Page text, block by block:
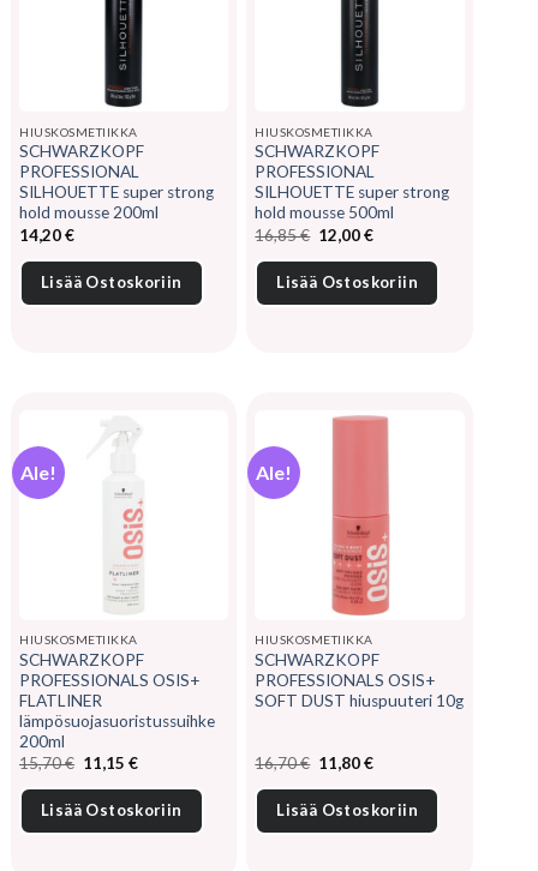
HIUSKOSMETIIKKA
SCHWARZKOPF
PROFESSIONAL
SILHOUETTE super strong
hold mousse 200ml
14,20€
Lisää Ostoskoriin
HIUSKOSMETIIKKA
SCHWARZKOPF
PROFESSIONAL
SILHOUETTE super strong
hold mousse 500ml
16,85€ Alkuperäinen
hinta
oli:
16,85 €.
12,00€Nykyinen
on:
12,00 €.
Lisää Ostoskoriin
Ale!
HIUSKOSMETIIKKA
SCHWARZKOPF
PROFESSIONALS OSIS+
FLATLINER
lämpösuojasuoristussuihke
200ml
15,70€ Alkuperäinen
hinta
oli:
15,70 €.
11,15€Nykyinen
on:
11,15 €.
Lisää Ostoskoriin
Ale!
HIUSKOSMETIIKKA
SCHWARZKOPF
PROFESSIONALS OSIS+
SOFT DUST hiuspuuteri 10g
16,70€ Alkuperäinen
hinta
oli:
16,70 €.
11,80€Nykyinen
on:
11,80 €.
Lisää Ostoskoriin